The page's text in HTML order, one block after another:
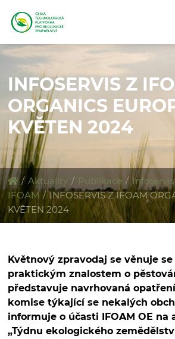
INFOSERVIS Z
ORGANICS
KVĚTEN 2024
/ Aktuality / Publikace / Infoservis
IFOAM / INFOSERVIS Z IFOAM
KVĚTEN 2024
Květnový zpravodaj se věnuje
praktickým znalostem o
představuje navrhovaná
komise týkající se nekalých
informuje o účasti IFOAM OE na
„Týdnu ekologického